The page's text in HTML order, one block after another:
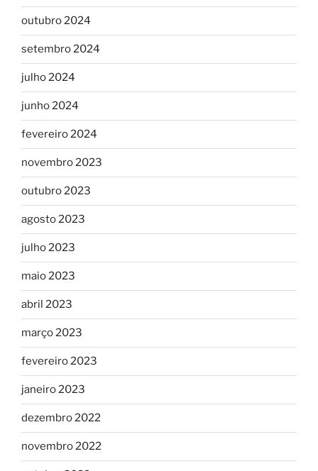
outubro 2024
setembro 2024
julho 2024
junho 2024
fevereiro 2024
novembro 2023
outubro 2023
agosto 2023
julho 2023
maio 2023
abril 2023
março 2023
fevereiro 2023
janeiro 2023
dezembro 2022
novembro 2022